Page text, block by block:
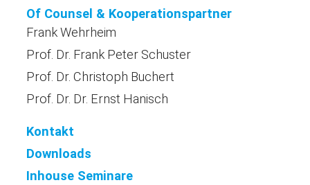
Of Counsel & Kooperationspartner
Frank Wehrheim
Prof. Dr. Frank Peter Schuster
Prof. Dr. Christoph Buchert
Prof. Dr. Dr. Ernst Hanisch
Kontakt
Downloads
Inhouse Seminare